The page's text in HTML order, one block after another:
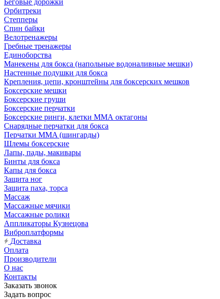
Беговые дорожки
Орбитреки
Степперы
Спин байки
Велотренажеры
Гребные тренажеры
Единоборства
Манекены для бокса (напольные водоналивные мешки)
Настенные подушки для бокса
Крепления, цепи, кронштейны для боксерских мешков
Боксерские мешки
Боксерские груши
Боксерские перчатки
Боксерские ринги, клетки ММА октагоны
Снарядные перчатки для бокса
Перчатки MMA (шингарды)
Шлемы боксерские
Лапы, пады, макивары
Бинты для бокса
Капы для бокса
Защита ног
Защита паха, торса
Массаж
Массажные мячики
Массажные ролики
Аппликаторы Кузнецова
Виброплатформы
Доставка
Оплата
Производители
О нас
Контакты
Заказать звонок
Задать вопрос